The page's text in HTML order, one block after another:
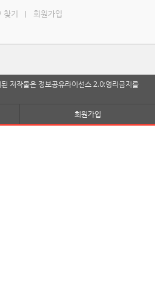
기 회원가입
저작물은 정보공유라이선스 2.0:영리금지를
회원가입